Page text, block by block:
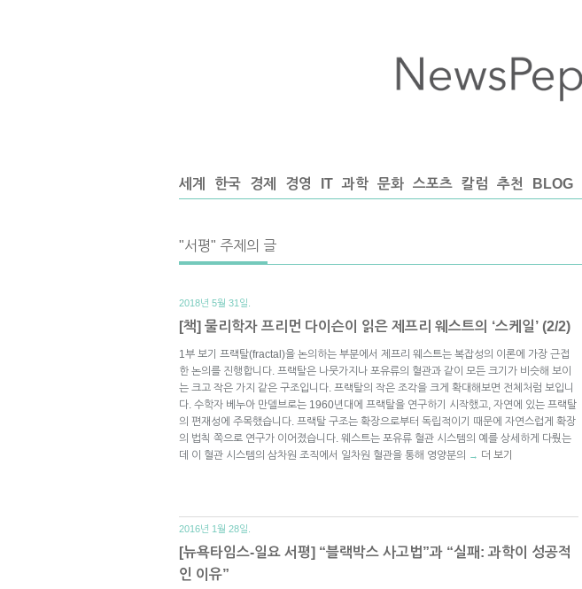
세계 한국 경제 경영 IT 과학 문화 스포츠 칼럼 추천 BLOG
"서평" 주제의 글
2018년 5월 31일.
[책] 물리학자 프리먼 다이슨이 읽은 제프리 웨스트의 ‘스케일’ (2/2)
1부 보기 프랙탈(fractal)을 논의하는 부분에서 제프리 웨스트는 복잡성의 이론에 가장 근접
한 논의를 진행합니다. 프랙탈은 나뭇가지나 포유류의 혈관과 같이 모든 크기가 비슷해 보이
는 크고 작은 가지 같은 구조입니다. 프랙탈의 작은 조각을 크게 확대해보면 전체처럼 보입니
다. 수학자 베누아 만델브로는 1960년대에 프랙탈을 연구하기 시작했고, 자연에 있는 프랙탈
의 편재성에 주목했습니다. 프랙탈 구조는 확장으로부터 독립적이기 때문에 자연스럽게 확장
의 법칙 쪽으로 연구가 이어졌습니다. 웨스트는 포유류 혈관 시스템의 예를 상세하게 다뤘는
데 이 혈관 시스템의 삼차원 조직에서 일차원 혈관을 통해 영양분의
→ 더 보기
2016년 1월 28일.
[뉴욕타임스-일요 서평] “블랙박스 사고법”과 “실패: 과학이 성공적
인 이유”